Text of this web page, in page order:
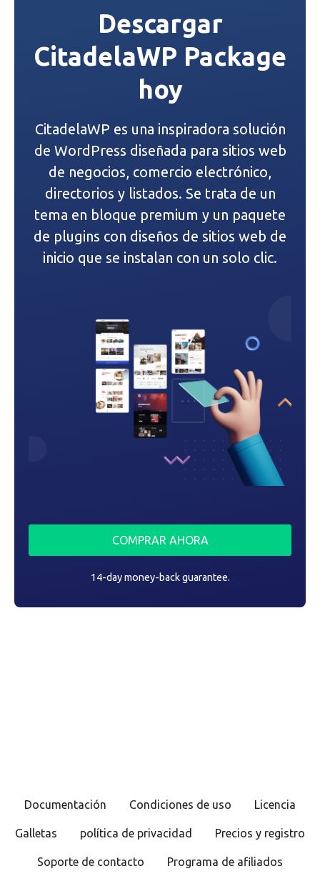
Descargar
CitadelaWP Package
hoy
CitadelaWP es una inspiradora solución
de WordPress diseñada para sitios web
de negocios, comercio electrónico,
directorios y listados. Se trata de un
tema en bloque premium y un paquete
de plugins con diseños de sitios web de
inicio que se instalan con un solo clic.
COMPRAR AHORA
14-day money-back guarantee.
Documentación Condiciones de uso Licencia
Galletas política de privacidad Precios y registro
Soporte de contacto Programa de afiliados